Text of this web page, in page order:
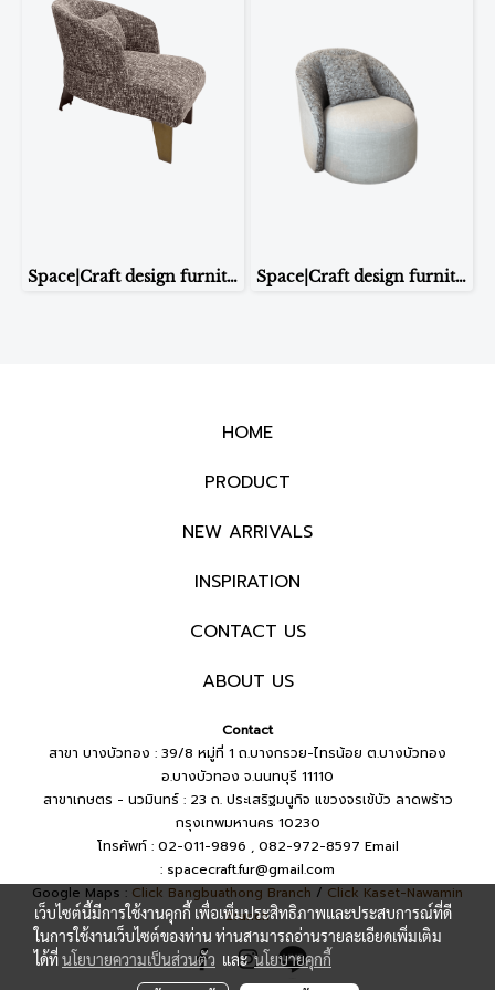
Space|Craft design furniture & living ARMCHAIR รุ่น AC019(Coco Twitt Armchair) Space|Craft design furniture & living ARMCHAIR รุ่น Stanley
HOME
PRODUCT
NEW ARRIVALS
INSPIRATION
CONTACT US
ABOUT US
Contact
สาขา บางบัวทอง : 39/8 หมู่ที่ 1 ถ.บางกรวย-ไทรน้อย ต.บางบัวทอง
อ.บางบัวทอง จ.นนทบุรี 11110
สาขาเกษตร - นวมินทร์ : 23 ถ. ประเสริฐมนูกิจ แขวงจรเข้บัว ลาดพร้าว
กรุงเทพมหานคร 10230
โทรศัพท์ : 02-011-9896 , 082-972-8597 Email
: spacecraft.fur@gmail.com
Google Maps : Click Bangbuathong Branch / Click Kaset-Nawamin
Branch
เว็บไซต์นี้มีการใช้งานคุกกี้ เพื่อเพิ่มประสิทธิภาพและประสบการณ์ที่ดี
ในการใช้งานเว็บไซต์ของท่าน ท่านสามารถอ่านรายละเอียดเพิ่มเติม
ได้ที่นโยบายความเป็นส่วนตัว และนโยบายคุกกี้